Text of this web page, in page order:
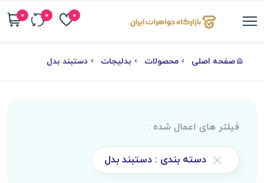
0
0
0
صفحه اصلی محصولات بدلیجات دستبند بدل
فیلتر های اعمال شده :
دسته بندی : دستبند بدل